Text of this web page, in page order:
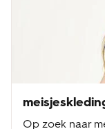
Op zoek naar